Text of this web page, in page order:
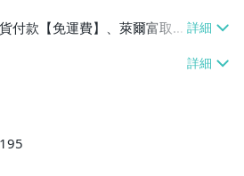
付款【免運費】、萊爾富取
】